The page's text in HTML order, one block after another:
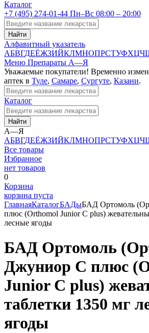
Каталог
+7 (495) 274-01-44 Пн–Вс 08:00 – 20:00
Найти
Алфавитный указатель
АБВГДЕЁЖЗИЙКЛМНОПРСТУФХЦЧ
Меню Препараты А—Я
Уважаемые покупатели! Временно
аптек в Туле, Самаре, Сургуте, Казани.
Каталог
Найти
А—Я
АБВГДЕЁЖЗИЙКЛМНОПРСТУФХЦЧ
Все товары
Избранное
нет товаров
0
Корзина
корзина пуста
ГлавнаяКаталогБАДыБАД Ортомоль
плюс (Orthomol Junior C plus)
лесные ягоды
БАД Ортомоль
Джуниор С плюс
Junior C plus)
таблетки 1350 мг
ягоды